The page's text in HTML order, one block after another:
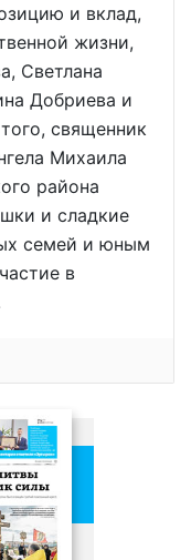
и вклад,
жизни,
Светлана
Добриева и
священник
Михаила
района
и сладкие
семей и юным
в